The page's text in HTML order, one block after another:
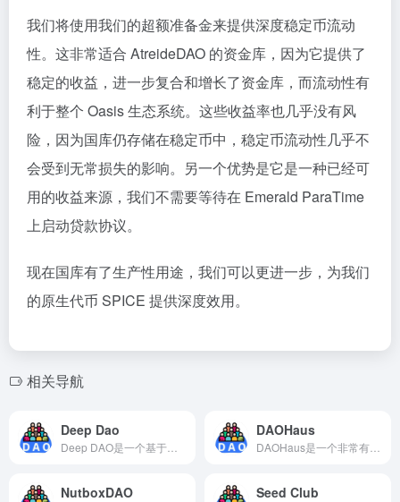
我们将使用我们的超额准备金来提供深度稳定币流动
性。这非常适合 AtreideDAO 的资金库，因为它提供了
稳定的收益，进一步复合和增长了资金库，而流动性有
利于整个 Oasis 生态系统。这些收益率也几乎没有风
险，因为国库仍存储在稳定币中，稳定币流动性几乎不
会受到无常损失的影响。另一个优势是它是一种已经可
用的收益来源，我们不需要等待在 Emerald ParaTime
上启动贷款协议。
现在国库有了生产性用途，我们可以更进一步，为我们
的原生代币 SPICE 提供深度效用。
相关导航
Deep Dao DAOHaus
NutboxDAO Seed Club